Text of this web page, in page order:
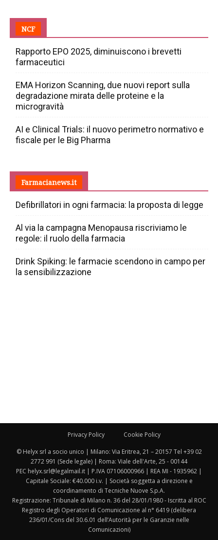
NCF
Rapporto EPO 2025, diminuiscono i brevetti
farmaceutici
EMA Horizon Scanning, due nuovi report sulla
degradazione mirata delle proteine e la
microgravità
AI e Clinical Trials: il nuovo perimetro normativo e
fiscale per le Big Pharma
Farmacianews.it
Defibrillatori in ogni farmacia: la proposta di legge
Al via la campagna Menopausa riscriviamo le
regole: il ruolo della farmacia
Drink Spiking: le farmacie scendono in campo per
la sensibilizzazione
Privacy Policy Cookie Policy
© Helyx srl a socio unico | Milano: Via Eritrea, 21 – 20157 Tel +39 02
2772 991 (Sede legale) | Roma: Viale dell'Arte, 25 - 00144
PEC helyx.srl@legalmail.it | P.IVA 07106000966 | REA MI - 1935962 |
Capitale Sociale: €40.000 i.v. | Società soggetta a direzione e
coordinamento di Tecniche Nuove S.p.A.
Registrazione: Tribunale di Milano n. 36 del 28/01/1980 - Iscritta al ROC
Registro degli Operatori di Comunicazione al n° 6419 (delibera
236/01/Cons del 30.6.01 dell’Autorità per le Garanzie nelle
Comunicazioni)